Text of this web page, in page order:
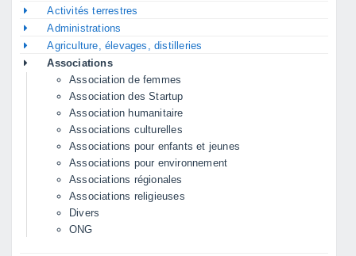
Activités terrestres
Administrations
Agriculture, élevages, distilleries
Associations
Association de femmes
Association des Startup
Association humanitaire
Associations culturelles
Associations pour enfants et jeunes
Associations pour environnement
Associations régionales
Associations religieuses
Divers
ONG